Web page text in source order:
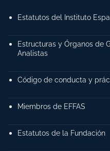
Estatutos del Instituto
Estructuras y Órganos de
Analistas
Código de conducta y
Miembros de EFFAS
Estatutos de la Fundación